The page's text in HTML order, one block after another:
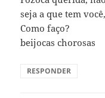
seja a que tem
Como faço?
beijocas chorosas
RESPONDER